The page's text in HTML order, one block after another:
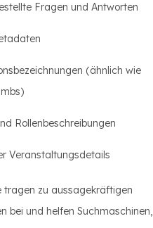
Fragen und Antworten
(ähnlich wie
Rollenbeschreibungen
Veranstaltungsdetails
tragen zu aussagekräftigen
bei und helfen Suchmaschinen,